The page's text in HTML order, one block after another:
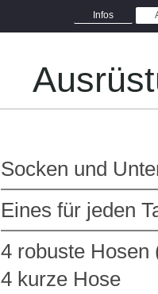
Infos
Socken und
Eines für jeden
4 robuste Hosen
4 kurze Hose